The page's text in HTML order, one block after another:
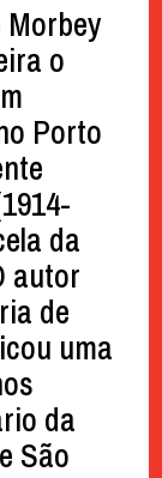
o
Porto
da
autor
de
uma
da
São